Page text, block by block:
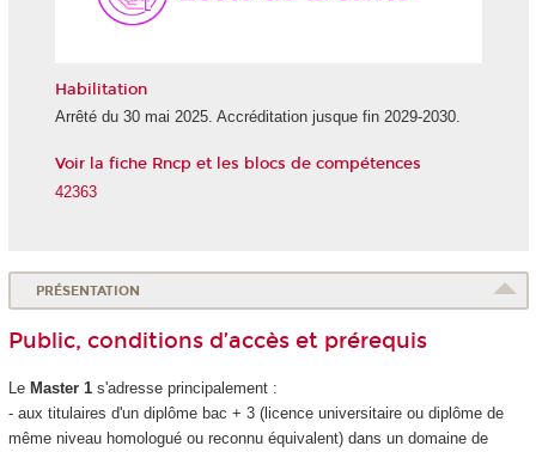
Habilitation
Arrêté du 30 mai 2025. Accréditation jusque fin 2029-2030.
Voir la fiche Rncp et les blocs de compétences
42363
PRÉSENTATION
Public, conditions d’accès et prérequis
LeMaster 1s'adresse principalement :
- aux titulaires d'un diplôme bac + 3 (licence universitaire ou diplôme de
même niveau homologué ou reconnu équivalent) dans un domaine de